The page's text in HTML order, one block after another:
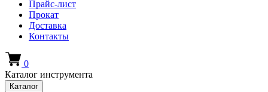
Прайс-лист
Прокат
Доставка
Контакты
0
Каталог инструмента
Каталог